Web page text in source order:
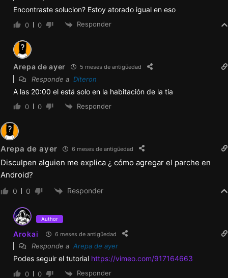
Arepa de ayer 6 meses de antigüedad
Disculpen alguien me explica ¿ cómo agregar el parche en
Android?
0 0 Responder
Author
Arokai 6 meses de antigüedad
Podes seguir el tutorial
0 0 Responder
Arepa de ayer 6 meses de antigüedad
Amigo el juego me pone:
(TypeError)
Failed to execute ‘gentlmageData’ on
‘CanvasRenderingContext2D’: Value is not type ‘long’.
Pdd: que hago